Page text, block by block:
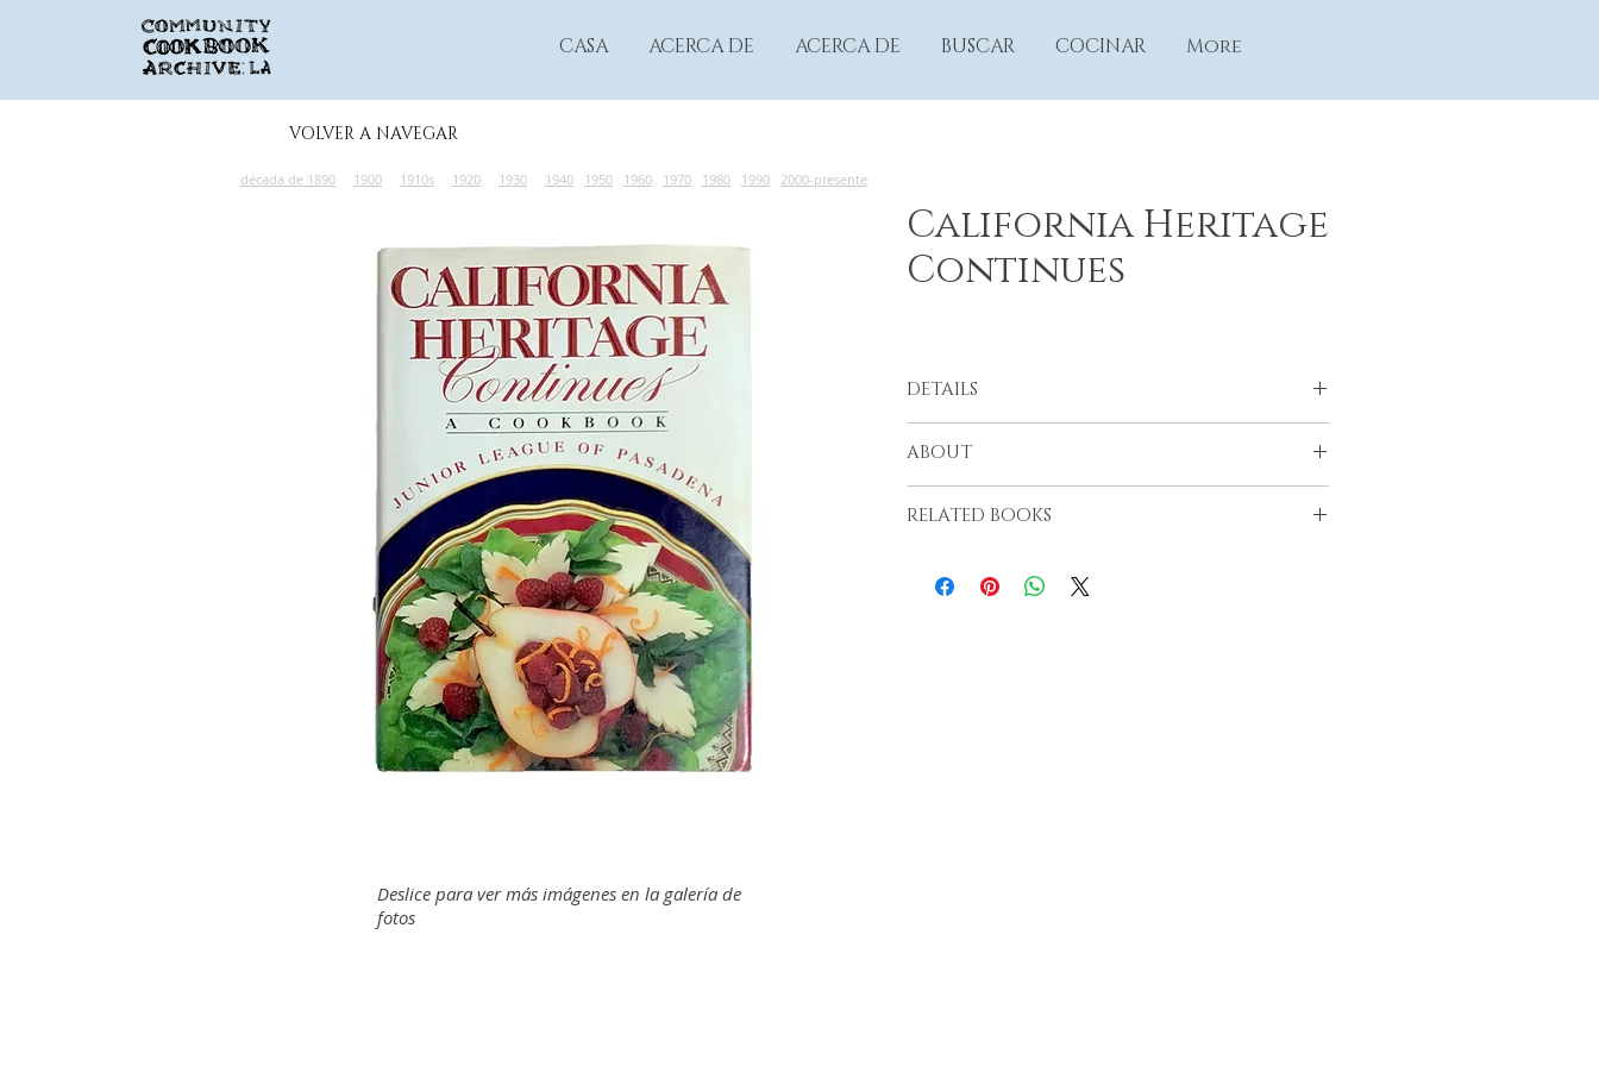
CASA ACERCA DE ACERCA DE BUSCAR COCINAR More
VOLVER A NAVEGAR
California Heritage
Continues
DETAILS
Pasadena, 1987
ABOUT
RELATED BOOKS
década de 1890 1900 1910s 1920 1930 1940 1950 1960 1970 1980 1990 2000-presente
Deslice para ver más imágenes en la galería de
fotos